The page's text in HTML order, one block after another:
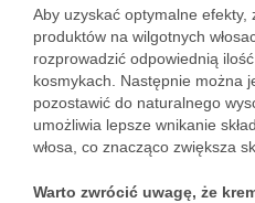
Aby uzyskać optymalne efekty,
produktów na wilgotnych
rozprowadzić odpowiednią
kosmykach. Następnie można
pozostawić do naturalnego
umożliwia lepsze wnikanie
włosa, co znacząco zwiększa
Warto zwrócić uwagę, że